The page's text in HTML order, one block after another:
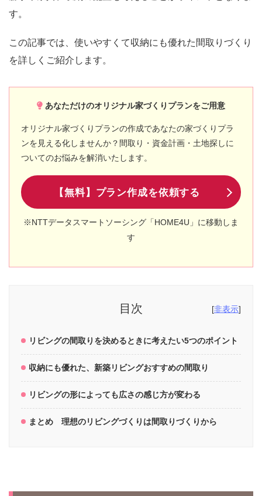
す。
この記事では、使いやすくて収納にも優れた間取りづくり
を詳しくご紹介します。
あなただけのオリジナル家づくりプランをご用意
オリジナル家づくりプランの作成であなたの家づくりプラ
ンを見える化しませんか？間取り・資金計画・土地探しに
ついてのお悩みを解消いたします。
【無料】プラン作成を依頼する
※NTTデータスマートソーシング「HOME4U」に移動しま
す
目次 [非表示]
リビングの間取りを決めるときに考えたい5つのポイント
収納にも優れた、新築リビングおすすめの間取り
リビングの形によっても広さの感じ方が変わる
まとめ 理想のリビングづくりは間取りづくりから